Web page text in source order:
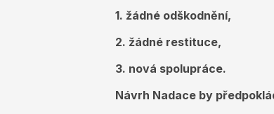
1. žádné odškodnění,
2. žádné restituce,
3. nová spolupráce.
Návrh Nadace by